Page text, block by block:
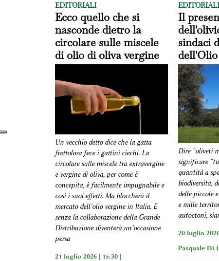
EDITORIALI
Ecco quello che si
nasconde dietro la
circolare sulle miscele
di olio di oliva vergine
Un vecchio detto dice che la gatta
frettolosa fece i gattini ciechi. La
circolare sulle miscele tra extravergine
e vergine di oliva, per come è
concepita, è facilmente impugnabile e
così i suoi effetti. Ma bloccherà il
mercato dell’olio vergine in Italia. E
senza la collaborazione della Grande
Distribuzione diventerà un’occasione
persa
21 luglio 2026 | 15:30 |
EDITORIALI
Il
sindaci
dell'Olio
Dire “oliveti
significare
quantità a
biodiversità,
delle piccole
e mille
autoctoni,
20 luglio
Pasquale Di